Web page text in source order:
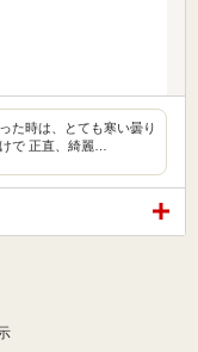
た時は、とても寒い曇り
で 正直、綺麗…